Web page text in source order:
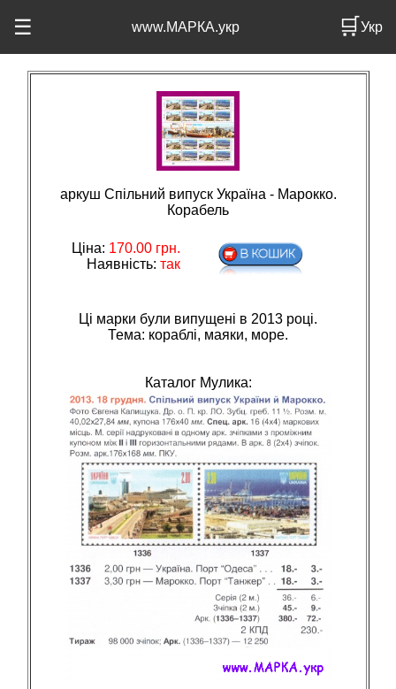
☰ www.МАРКА.укр 🛒Укр
аркуш Спільний випуск Україна - Марокко.
Корабель
Ціна: 170.00грн.
Наявність: так
Ці марки були випущені в 2013 році.
Тема: кораблi, маяки, море.
Каталог Мулика: